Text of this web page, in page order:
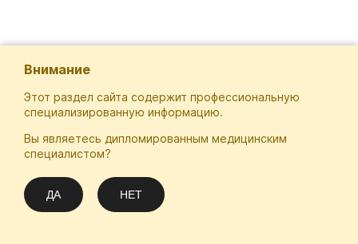
Внимание
Этот раздел сайта содержит профессиональную
специализированную информацию.
Вы являетесь дипломированным медицинским
специалистом?
ДА НЕТ
Отечественная Школа Онкологов
Email
info@practical-oncology.ru